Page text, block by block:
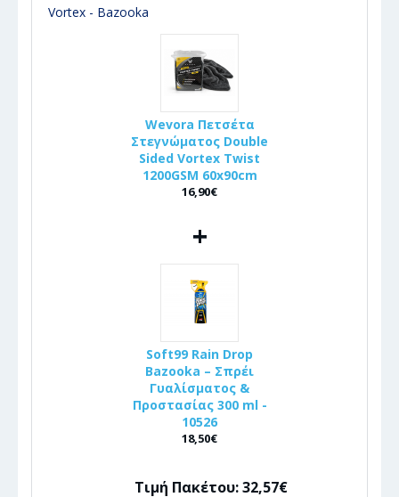
Vortex - Bazooka
Wevora Πετσέτα
Στεγνώματος Double
Sided Vortex Twist
1200GSM 60x90cm
16,90€
+
Soft99 Rain Drop
Bazooka – Σπρέι
Γυαλίσματος &
Προστασίας 300 ml -
10526
18,50€
Τιμή Πακέτου: 32,57€